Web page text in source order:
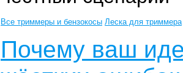
Все триммеры и бензокосы Леска для триммера
Почему ваш